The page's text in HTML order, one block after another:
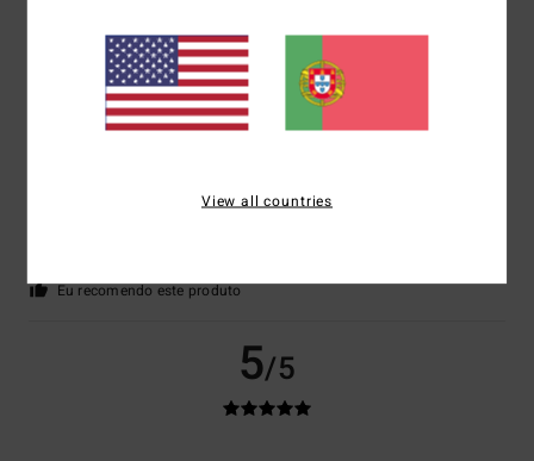
5
Eu recomendo este produto
5/5
View all countries